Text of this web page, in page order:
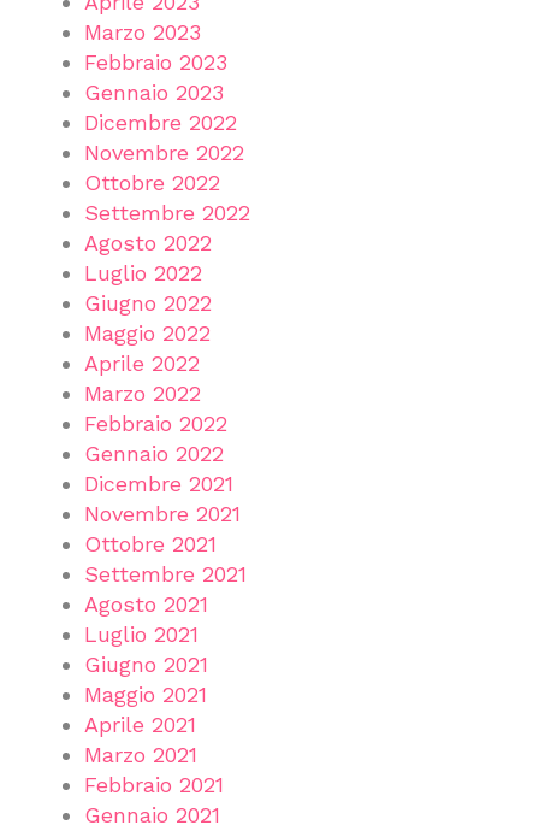
Marzo 2023
Febbraio 2023
Gennaio 2023
Dicembre 2022
Novembre 2022
Ottobre 2022
Settembre 2022
Agosto 2022
Luglio 2022
Giugno 2022
Maggio 2022
Aprile 2022
Marzo 2022
Febbraio 2022
Gennaio 2022
Dicembre 2021
Novembre 2021
Ottobre 2021
Settembre 2021
Agosto 2021
Luglio 2021
Giugno 2021
Maggio 2021
Aprile 2021
Marzo 2021
Febbraio 2021
Gennaio 2021